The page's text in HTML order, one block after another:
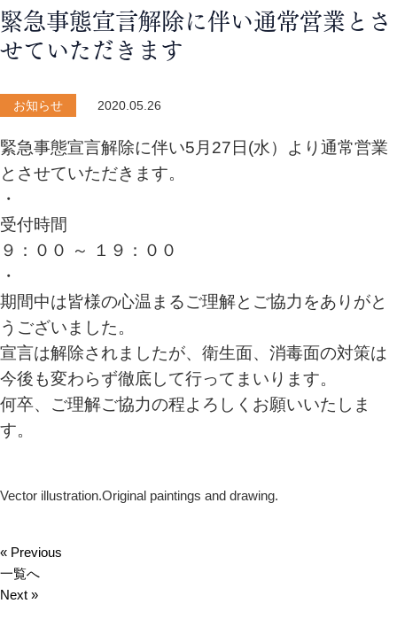
緊急事態宣言解除に伴い通常営業とさ
せていただきます
お知らせ 2020.05.26
緊急事態宣言解除に伴い5月27日(水）より通常営業
とさせていただきます。
・
受付時間
９：００ ～ １９：００
・
期間中は皆様の心温まるご理解とご協力をありがと
うございました。
宣言は解除されましたが、衛生面、消毒面の対策は
今後も変わらず徹底して行ってまいります。
何卒、ご理解ご協力の程よろしくお願いいたしま
す。
Vector illustration.Original paintings and drawing.
« Previous
一覧へ
Next »